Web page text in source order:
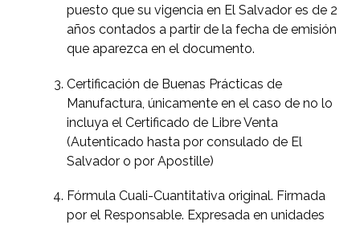
puesto que su vigencia en El Salvador es de 2
años contados a partir de la fecha de emisión
que aparezca en el documento.
Certificación de Buenas Prácticas de
Manufactura, únicamente en el caso de no lo
incluya el Certificado de Libre Venta
(Autenticado hasta por consulado de El
Salvador o por Apostille)
Fórmula Cuali-Cuantitativa original. Firmada
por el Responsable. Expresada en unidades